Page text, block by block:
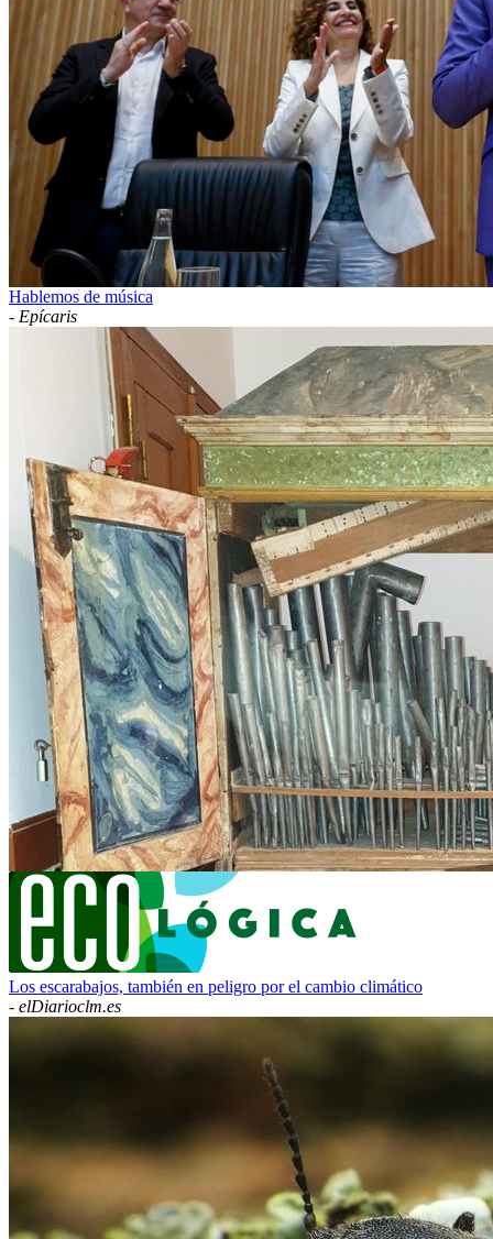
Hablemos de música
- Epícaris
Los escarabajos, también en peligro por el cambio climático
- elDiarioclm.es